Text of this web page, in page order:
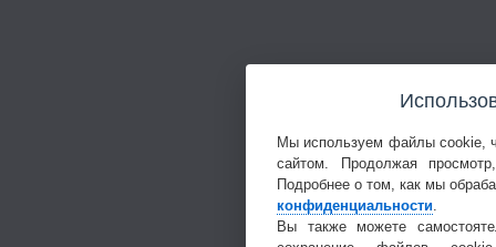
Мы используем файлы cookie,
сайтом. Продолжая
Подробнее о том, как мы
конфиденциальности
Вы также можете